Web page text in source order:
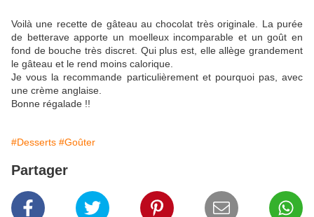
Voilà une recette de gâteau au chocolat très originale. La purée
de betterave apporte un moelleux incomparable et un goût en
fond de bouche très discret. Qui plus est, elle allège grandement
le gâteau et le rend moins calorique.
Je vous la recommande particulièrement et pourquoi pas, avec
une crème anglaise.
Bonne régalade !!
#Desserts #Goûter
Partager